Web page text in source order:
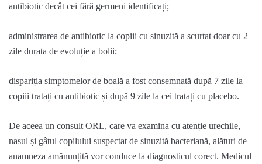
antibiotic decât cei fără germeni identificați;
administrarea de antibiotic la copiii cu sinuzită a scurtat doar cu 2
zile durata de evoluție a bolii;
dispariția simptomelor de boală a fost consemnată după 7 zile la
copiii tratați cu antibiotic și după 9 zile la cei tratați cu placebo.
De aceea un consult ORL, care va examina cu atenție urechile,
nasul și gâtul copilului suspectat de sinuzită bacteriană, alături de
anamneza amănunțită vor conduce la diagnosticul corect. Medicul